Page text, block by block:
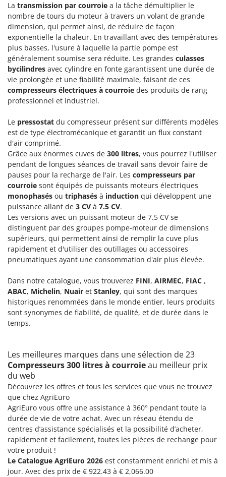
La transmission par courroie a la tâche démultiplier le
nombre de tours du moteur à travers un volant de grande
dimension, qui permet ainsi, de réduire de façon
exponentielle la chaleur. En travaillant avec des températures
plus basses, l'usure à laquelle la partie pompe est
généralement soumise sera réduite. Les grandes culasses
bycilindres avec cylindre en fonte garantissent une durée de
vie prolongée et une fiabilité maximale, faisant de ces
compresseurs électriques à courroie des produits de rang
professionnel et industriel.
Le pressostat du compresseur présent sur différents modèles
est de type électromécanique et garantit un flux constant
d'air comprimé.
Grâce aux énormes cuves de 300 litres, vous pourrez l'utiliser
pendant de longues séances de travail sans devoir faire de
pauses pour la recharge de l'air. Les compresseurs par
courroie sont équipés de puissants moteurs électriques
monophasés ou triphasés à induction qui développent une
puissance allant de 3 CV à 7.5 CV.
Les versions avec un puissant moteur de 7.5 CV se
distinguent par des groupes pompe-moteur de dimensions
supérieurs, qui permettent ainsi de remplir la cuve plus
rapidement et d'utiliser des outillages ou accessoires
pneumatiques ayant une consommation d'air plus élevée.
Dans notre catalogue, vous trouverez FINI, AIRMEC, FIAC ,
ABAC, Michelin, Nuair et Stanley, qui sont des marques
historiques renommées dans le monde entier, leurs produits
sont synonymes de fiabilité, de qualité, et de durée dans le
temps.
Les meilleures marques dans une sélection de 23
Compresseurs 300 litres à courroieau meilleur prix
du web
Découvrez les offres et tous les services que vous ne trouvez
que chez AgriEuro
AgriEuro vous offre une assistance à 360° pendant toute la
durée de vie de votre achat. Avec un réseau étendu de
centres d’assistance spécialisés et la possibilité d’acheter,
rapidement et facilement, toutes les pièces de rechange pour
votre produit !
Le Catalogue AgriEuro 2026 est constamment enrichi et mis à
jour. Avec des prix de € 922.43 à € 2,066.00